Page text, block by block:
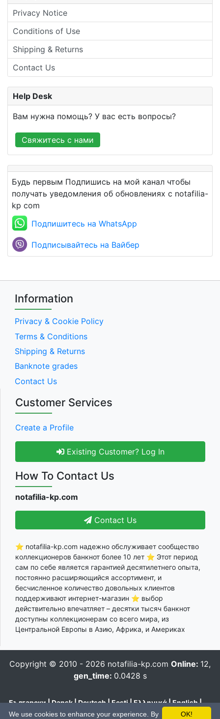
Privacy Notice
Conditions of Use
Shipping & Returns
Contact Us
Help Desk
Вам нужна помощь? У вас есть вопросы?
Свяжитесь с нами
Будь первым Подпишись на мой канал чтобы
получать уведомления об обновлениях с notafilia-
kp com
Подпишитесь на WhatsApp
Подписывайтесь на Вайбер
Information
Privacy & Cookie Policy
Terms & Conditions
Shipping & Returns
Banknote grades
Contact Us
Customer Services
Create a Profile
Existing Customer? Log In
How To Contact Us
notafilia-kp.com
Contact Us
⭐ notafilia-kp.com надежно обслуживает сообщество
коллекционеров банкнот более 10 лет ⭐ Этот период
сам по себе является гарантией десятилетнего опыта,
постоянно расширяющийся ассортимент, и
бесчисленное количество довольных клиентов
поддерживают интернет-магазин ⭐ выбор
действительно впечатляет – десятки тысяч банкнот
доступны коллекционерам со всего мира, из
Центральной Европы в Азию, Африка, и Америках
Copyright © 2010 - 2026 notafilia-kp.com Online: 12,
gen_time: 0.0428 s
Български|Dansk|Deutsch|Eesti|Ελληνικά|English|
Español|Français|Hrvatski|Italiano|Latviešu Lietuvių
OK!
We use cookies to enhance your experience. By